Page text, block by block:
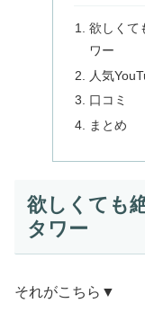
欲しくて
ワー
人気
口コミ
まとめ
欲しくても
タワー
それがこちら▼